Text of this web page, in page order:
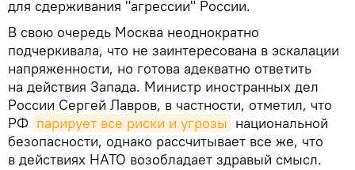
для сдерживания "агрессии" России.
В свою очередь Москва неоднократно
подчеркивала, что не заинтересована в эскалации
напряженности, но готова адекватно ответить
на действия Запада. Министр иностранных дел
России Сергей Лавров, в частности, отметил, что
РФ парирует все риски и угрозы национальной
безопасности, однако рассчитывает все же, что
в действиях НАТО возобладает здравый смысл.